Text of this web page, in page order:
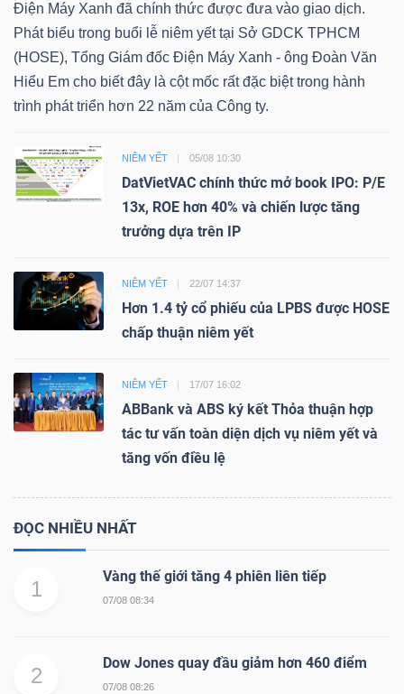
Điện Máy Xanh đã chính thức được đưa vào giao dịch.
Phát biểu trong buổi lễ niêm yết tại Sở GDCK TPHCM
(HOSE), Tổng Giám đốc Điện Máy Xanh - ông Đoàn Văn
Hiểu Em cho biết đây là cột mốc rất đặc biệt trong hành
trình phát triển hơn 22 năm của Công ty.
NIÊM YẾT 05/08 10:30
DatVietVAC chính thức mở book IPO: P/E
13x, ROE hơn 40% và chiến lược tăng
trưởng dựa trên IP
NIÊM YẾT 22/07 14:37
Hơn 1.4 tỷ cổ phiếu của LPBS được HOSE
chấp thuận niêm yết
NIÊM YẾT 17/07 16:02
ABBank và ABS ký kết Thỏa thuận hợp
tác tư vấn toàn diện dịch vụ niêm yết và
tăng vốn điều lệ
ĐỌC NHIỀU NHẤT
1
Vàng thế giới tăng 4 phiên liên tiếp
07/08 08:34
2
Dow Jones quay đầu giảm hơn 460 điểm
07/08 08:26